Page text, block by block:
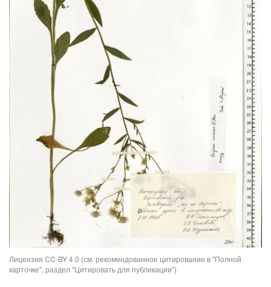
Лицензия CC-BY 4.0 (см. рекомендованное цитирование в "Полной
карточке", раздел "Цитировать для публикации")